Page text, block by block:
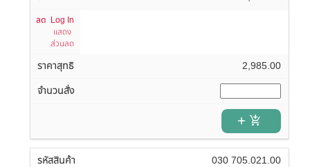
Log In
แสดง
ส่วนลด
2,985.00
add_shopping_cart
030 705.021.00